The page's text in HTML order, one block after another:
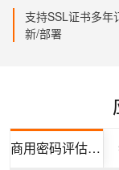
支持SSL证书多年
新/部署
商用密码评估(密评）